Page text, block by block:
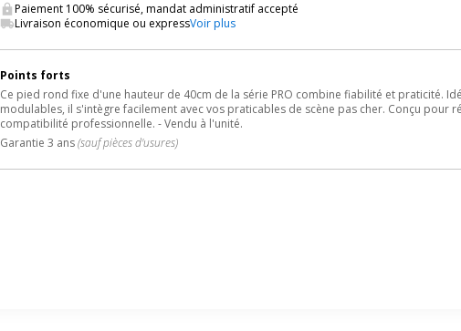
Paiement 100% sécurisé, mandat administratif accepté
Livraison économique ou expressVoir plus
Points forts
Ce pied rond fixe d'une hauteur de 40cm de la série PRO combine fiabilité et praticité.
modulables, il s'intègre facilement avec vos praticables de scène pas cher. Conçu pour
compatibilité professionnelle. - Vendu à l'unité.
Garantie 3 ans(sauf pièces d'usures)